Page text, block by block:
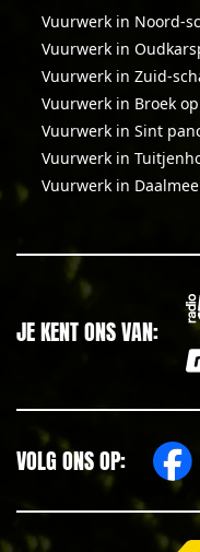
Vuurwerk in Noord-
Vuurwerk in
Vuurwerk in Zuid-
Vuurwerk in Broek
Vuurwerk in Sint
Vuurwerk in
Vuurwerk in
JE KENT ONS VAN:
VOLG ONS OP: